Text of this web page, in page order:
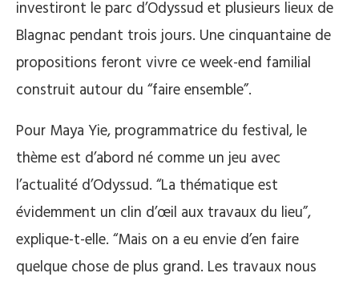
investiront le parc d’Odyssud et plusieurs lieux de
Blagnac pendant trois jours. Une cinquantaine de
propositions feront vivre ce week-end familial
construit autour du “faire ensemble”.
Pour Maya Yie, programmatrice du festival, le
thème est d’abord né comme un jeu avec
l’actualité d’Odyssud. “La thématique est
évidemment un clin d’œil aux travaux du lieu”,
explique-t-elle. “Mais on a eu envie d’en faire
quelque chose de plus grand. Les travaux nous